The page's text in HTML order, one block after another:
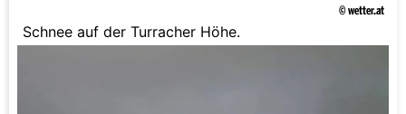
© wetter.at
Schnee auf der Turracher Höhe.